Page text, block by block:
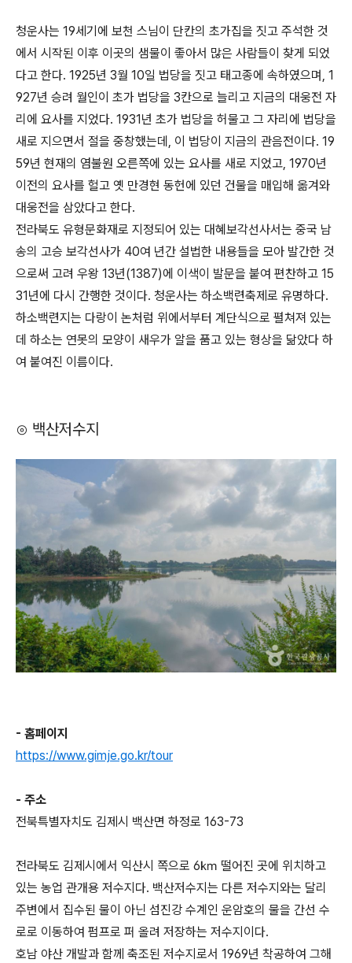
청운사는 19세기에 보천 스님이 단칸의 초가집을 짓고 주석한 것
에서 시작된 이후 이곳의 샘물이 좋아서 많은 사람들이 찾게 되었
다고 한다. 1925년 3월 10일 법당을 짓고 태고종에 속하였으며, 1
927년 승려 월인이 초가 법당을 3칸으로 늘리고 지금의 대웅전 자
리에 요사를 지었다. 1931년 초가 법당을 허물고 그 자리에 법당을
새로 지으면서 절을 중창했는데, 이 법당이 지금의 관음전이다. 19
59년 현재의 염불원 오른쪽에 있는 요사를 새로 지었고, 1970년
이전의 요사를 헐고 옛 만경현 동헌에 있던 건물을 매입해 옮겨와
대웅전을 삼았다고 한다.
전라북도 유형문화재로 지정되어 있는 대혜보각선사서는 중국 남
송의 고승 보각선사가 40여 년간 설법한 내용들을 모아 발간한 것
으로써 고려 우왕 13년(1387)에 이색이 발문을 붙여 편찬하고 15
31년에 다시 간행한 것이다. 청운사는 하소백련축제로 유명하다.
하소백련지는 다랑이 논처럼 위에서부터 계단식으로 펼쳐져 있는
데 하소는 연못의 모양이 새우가 알을 품고 있는 형상을 닮았다 하
여 붙여진 이름이다.
⊙ 백산저수지
- 홈페이지
https://www.gimje.go.kr/tour
- 주소
전북특별자치도 김제시 백산면 하정로 163-73
전라북도 김제시에서 익산시 쪽으로 6㎞ 떨어진 곳에 위치하고
있는 농업 관개용 저수지다. 백산저수지는 다른 저수지와는 달리
주변에서 집수된 물이 아닌 섬진강 수계인 운암호의 물을 간선 수
로로 이동하여 펌프로 퍼 올려 저장하는 저수지이다.
호남 야산 개발과 함께 축조된 저수지로서 1969년 착공하여 그해